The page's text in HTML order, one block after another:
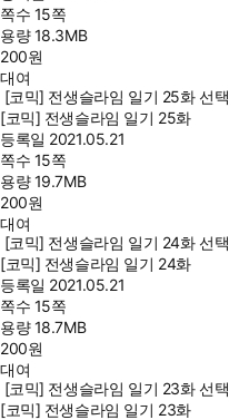
쪽수 15쪽
용량18.3MB
200원
대여
[코믹] 전생슬라임 일기 25화 선택
[코믹] 전생슬라임 일기 25화
등록일 2021.05.21
쪽수 15쪽
용량19.7MB
200원
대여
[코믹] 전생슬라임 일기 24화 선택
[코믹] 전생슬라임 일기 24화
등록일 2021.05.21
쪽수 15쪽
용량18.7MB
200원
대여
[코믹] 전생슬라임 일기 23화 선택
[코믹] 전생슬라임 일기 23화